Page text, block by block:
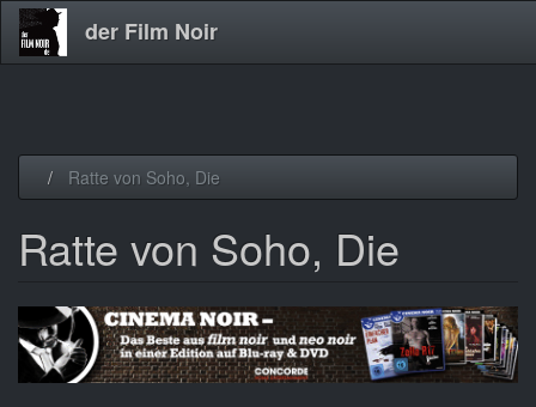
der Film Noir
Ratte von Soho, Die
Ratte von Soho, Die